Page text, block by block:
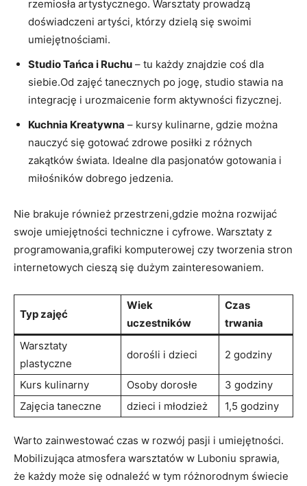
rzemiosła artystycznego. Warsztaty prowadzą
doświadczeni ⁢artyści, którzy dzielą się swoimi
umiejętnościami.
Studio Tańca i Ruchu – tu ⁤każdy znajdzie coś dla
siebie.Od zajęć tanecznych​ po jogę, studio stawia na
integrację ‌i⁣ urozmaicenie form aktywności fizycznej.
Kuchnia Kreatywna – kursy kulinarne,‍ gdzie można
⁤nauczyć się gotować zdrowe posiłki z różnych
zakątków świata. Idealne dla pasjonatów gotowania⁣ i
miłośników dobrego jedzenia.
Nie brakuje również przestrzeni,gdzie można rozwijać
swoje umiejętności techniczne i cyfrowe. Warsztaty z
programowania,grafiki komputerowej czy tworzenia⁣ stron
internetowych cieszą‍ się dużym zainteresowaniem.
Typ zajęć
Wiek
uczestników
Czas
trwania
Warsztaty
plastyczne
dorośli i dzieci 2 godziny
Kurs kulinarny Osoby dorosłe
3 godziny
Zajęcia‌ taneczne
dzieci i młodzież 1,5 godziny
Warto⁤ zainwestować czas w rozwój ⁣pasji i umiejętności.
Mobilizująca atmosfera warsztatów w Luboniu sprawia,
że każdy⁣ może się odnaleźć⁢ w tym różnorodnym świecie